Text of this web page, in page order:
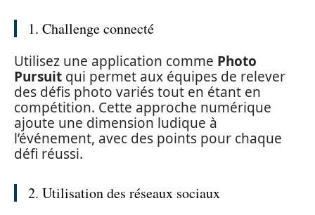
1. Challenge connecté
Utilisez une application comme Photo
Pursuit qui permet aux équipes de relever
des défis photo variés tout en étant en
compétition. Cette approche numérique
ajoute une dimension ludique à
l’événement, avec des points pour chaque
défi réussi.
2. Utilisation des réseaux sociaux